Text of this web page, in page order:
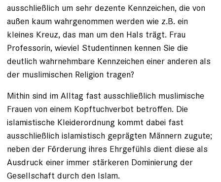
ausschließlich um sehr dezente Kennzeichen, die von
außen kaum wahrgenommen werden wie z.B. ein
kleines Kreuz, das man um den Hals trägt. Frau
Professorin, wieviel Studentinnen kennen Sie die
deutlich wahrnehmbare Kennzeichen einer anderen als
der muslimischen Religion tragen?
Mithin sind im Alltag fast ausschließlich muslimische
Frauen von einem Kopftuchverbot betroffen. Die
islamistische Kleiderordnung kommt dabei fast
ausschließlich islamistisch geprägten Männern zugute;
neben der Förderung ihres Ehrgefühls dient diese als
Ausdruck einer immer stärkeren Dominierung der
Gesellschaft durch den Islam.